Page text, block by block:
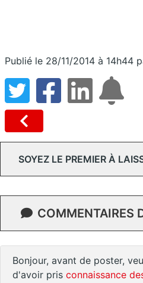
Publié le 28/11/2014 à 14h44
SOYEZ LE PREMIER À
COMMENTAIRES
Bonjour, avant de poster,
d'avoir pris connaissance